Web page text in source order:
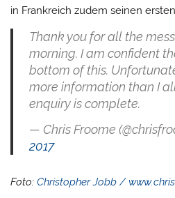
in Frankreich zudem seinen
Thank you for all the
morning. I am confident
bottom of this.
more information than I
enquiry is complete.
— Chris Froome
2017
Foto:Christopher Jobb /